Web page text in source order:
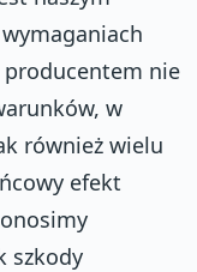
producentem nie
w
również wielu
efekt
szkody